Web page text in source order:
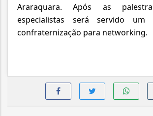
Araraquara. Após as
especialistas será servido um
confraternização para networking.